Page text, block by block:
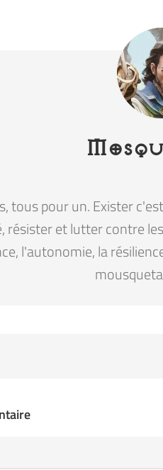
tous pour un. Exister
résister et lutter contre
l'autonomie, la